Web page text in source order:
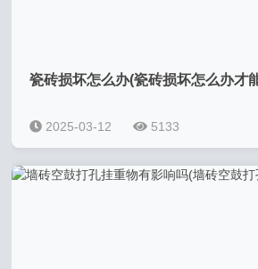
瓷砖损坏怎么办(瓷砖损坏怎么办才
2025-03-12 5133